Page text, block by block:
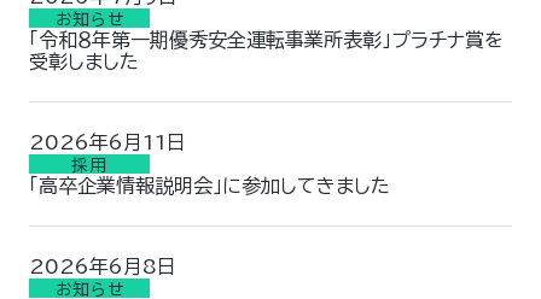
お知らせ
「令和８年第一期優秀安全運転事業所表彰」プラチナ賞を
受彰しました
2026年6月11日
採用
「高卒企業情報説明会」に参加してきました
2026年6月8日
お知らせ